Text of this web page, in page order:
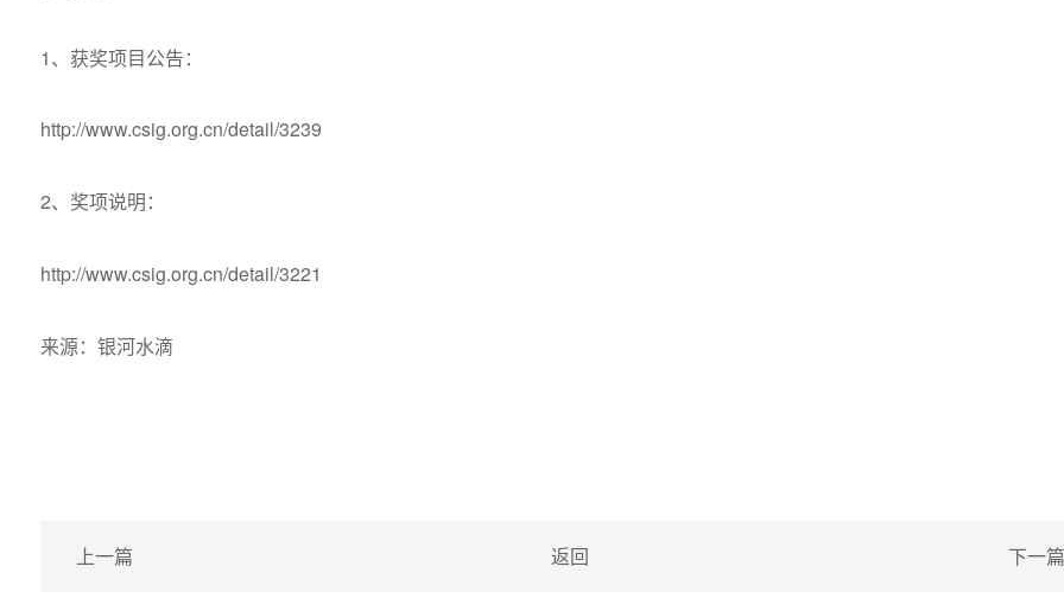
1、获奖项目公告：
http://www.csig.org.cn/detail/3239
2、奖项说明：
http://www.csig.org.cn/detail/3221
来源：银河水滴
上一篇 返回 下一篇